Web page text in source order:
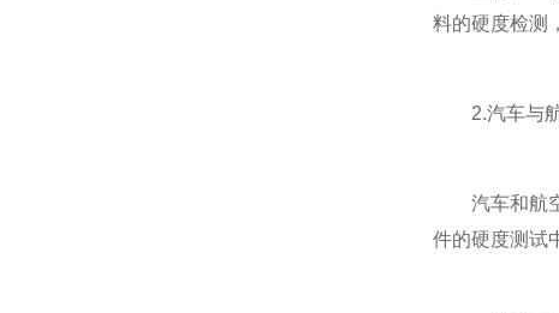
料的硬度检测
2.汽车与航
汽车和航空
件的硬度测试